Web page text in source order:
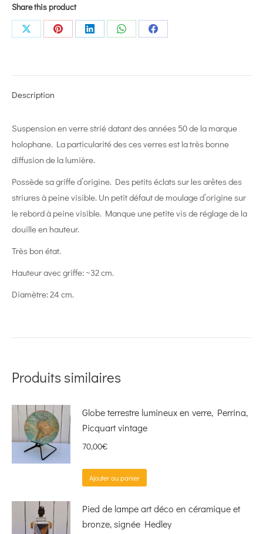
Share this product
Share
Share
Share
Share
Share
Description
Suspension en verre strié datant des années 50 de la marque
holophane. La particularité des ces verres est la très bonne
diffusion de la lumière.
Possède sa griffe d’origine. Des petits éclats sur les arêtes des
striures à peine visible. Un petit défaut de moulage d’origine sur
le rebord à peine visible. Manque une petite vis de réglage de la
douille en hauteur.
Très bon état.
Hauteur avec griffe: ~32 cm.
Diamètre: 24 cm.
Produits similaires
Globe terrestre lumineux en verre, Perrina,
Picquart vintage
70,00€
Ajouter au panier
Pied de lampe art déco en céramique et
bronze, signée Hedley